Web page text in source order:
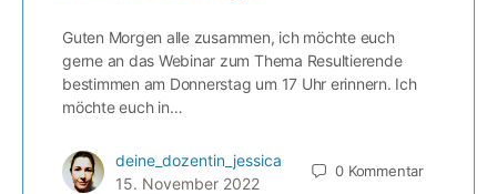
Guten Morgen alle zusammen, ich möchte euch
gerne an das Webinar zum Thema Resultierende
bestimmen am Donnerstag um 17 Uhr erinnern. Ich
möchte euch in…
deine_dozentin_jessica
15. November 2022
0 Kommentar